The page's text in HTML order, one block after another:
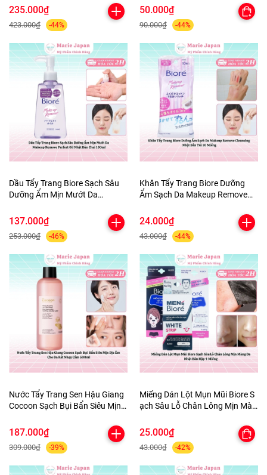
245ml
235.000₫
423.000₫ -44%
Bản
50.000₫
90.000₫ -44%
Dầu Tẩy Trang Biore Sạch Sâu
Dưỡng Ẩm Mịn Mướt Da
Nhật Bản Chai 150ml
137.000₫
253.000₫ -46%
Khăn Tẩy Trang Biore Dưỡng
Ẩm Sạch Da Makeup Remove
Miếng
24.000₫
43.000₫ -44%
Nước Tẩy Trang Sen Hậu Giang
Cocoon Sạch Bụi Bẩn Siêu Mịn
500ml
187.000₫
309.000₫ -39%
Miếng Dán Lột Mụn Mũi Biore S
ạch Sâu Lỗ Chân Lông Mịn Màn
25.000₫
43.000₫ -42%